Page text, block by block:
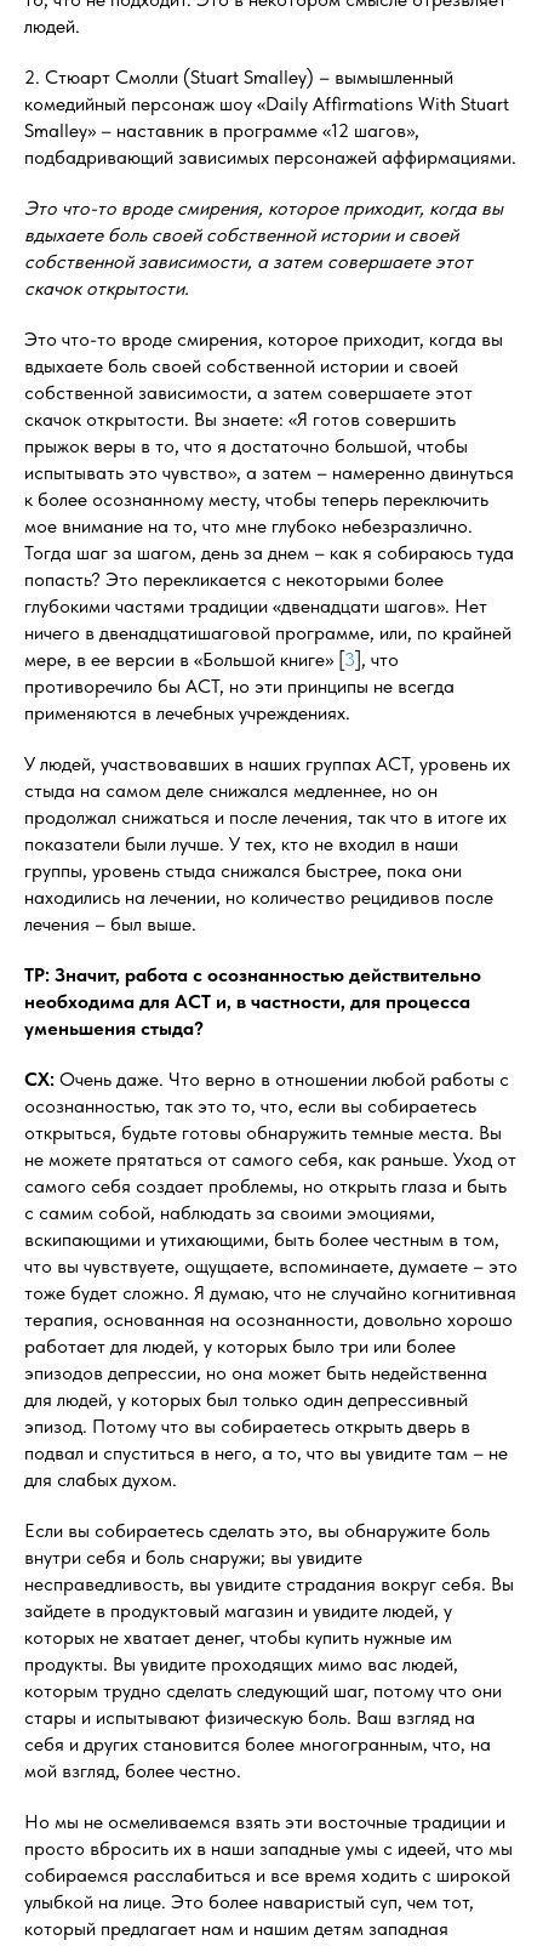
людей.
2. Стюарт Смолли (Stuart Smalley) – вымышленный
комедийный персонаж шоу «Daily Affirmations With Stuart
Smalley» – наставник в программе «12 шагов»,
подбадривающий зависимых персонажей аффирмациями.
Это что-то вроде смирения, которое приходит, когда вы
вдыхаете боль своей собственной истории и своей
собственной зависимости, а затем совершаете этот
скачок открытости.
Это что-то вроде смирения, которое приходит, когда вы
вдыхаете боль своей собственной истории и своей
собственной зависимости, а затем совершаете этот
скачок открытости. Вы знаете: «Я готов совершить
прыжок веры в то, что я достаточно большой, чтобы
испытывать это чувство», а затем – намеренно двинуться
к более осознанному месту, чтобы теперь переключить
мое внимание на то, что мне глубоко небезразлично.
Тогда шаг за шагом, день за днем – как я собираюсь туда
попасть? Это перекликается с некоторыми более
глубокими частями традиции «двенадцати шагов». Нет
ничего в двенадцатишаговой программе, или, по крайней
мере, в ее версии в «Большой книге» [3], что
противоречило бы ACT, но эти принципы не всегда
применяются в лечебных учреждениях.
У людей, участвовавших в наших группах ACT, уровень их
стыда на самом деле снижался медленнее, но он
продолжал снижаться и после лечения, так что в итоге их
показатели были лучше. У тех, кто не входил в наши
группы, уровень стыда снижался быстрее, пока они
находились на лечении, но количество рецидивов после
лечения – был выше.
ТР: Значит, работа с осознанностью действительно
необходима для АСТ и, в частности, для процесса
уменьшения стыда?
СХ: Очень даже. Что верно в отношении любой работы с
осознанностью, так это то, что, если вы собираетесь
открыться, будьте готовы обнаружить темные места. Вы
не можете прятаться от самого себя, как раньше. Уход от
самого себя создает проблемы, но открыть глаза и быть
с самим собой, наблюдать за своими эмоциями,
вскипающими и утихающими, быть более честным в том,
что вы чувствуете, ощущаете, вспоминаете, думаете – это
тоже будет сложно. Я думаю, что не случайно когнитивная
терапия, основанная на осознанности, довольно хорошо
работает для людей, у которых было три или более
эпизодов депрессии, но она может быть недейственна
для людей, у которых был только один депрессивный
эпизод. Потому что вы собираетесь открыть дверь в
подвал и спуститься в него, а то, что вы увидите там – не
для слабых духом.
Если вы собираетесь сделать это, вы обнаружите боль
внутри себя и боль снаружи; вы увидите
несправедливость, вы увидите страдания вокруг себя. Вы
зайдете в продуктовый магазин и увидите людей, у
которых не хватает денег, чтобы купить нужные им
продукты. Вы увидите проходящих мимо вас людей,
которым трудно сделать следующий шаг, потому что они
стары и испытывают физическую боль. Ваш взгляд на
себя и других становится более многогранным, что, на
мой взгляд, более честно.
Но мы не осмеливаемся взять эти восточные традиции и
просто вбросить их в наши западные умы с идеей, что мы
собираемся расслабиться и все время ходить с широкой
улыбкой на лице. Это более наваристый суп, чем тот,
который предлагает нам и нашим детям западная